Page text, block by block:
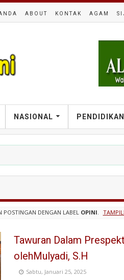
ABOUT KONTAK AGAM
NASIONAL PENDIDIKAN
POSTINGAN DENGAN LABEL OPINI.
Tawuran Dalam
olehMulyadi, S.H
Sabtu, Januari 25, 2025